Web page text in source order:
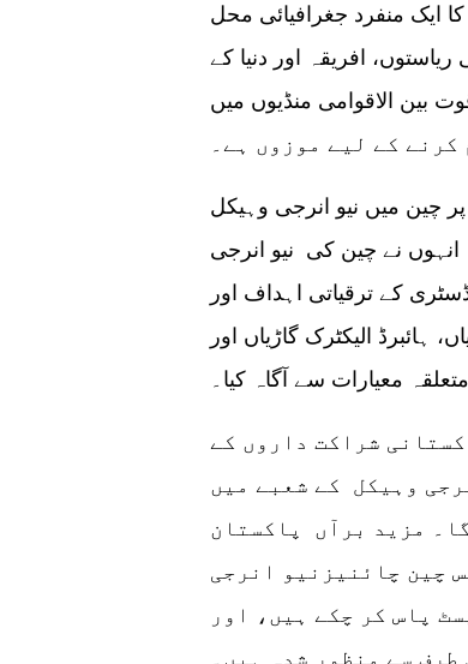
ایک منفرد جغرافیائی محل
افریقہ اور دنیا کے
بین الاقوامی منڈیوں میں
چین میں نیو انرجی وہیکل
نے چین کی نیو انرجی
کے ترقیاتی اہداف اور
ہائبرڈ الیکٹرک گاڑیاں اور
معیارات سے آگاہ کیا۔
شراکت داروں کے
وہیکل کے شعبے میں
مزید برآں پاکستان
چین چائنیزنیو انرجی
پاس کر چکے ہیں، اور